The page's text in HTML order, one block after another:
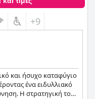
+9
και ήσυχο καταφύγιο
ένα ειδυλλιακό
Η στρατηγική του